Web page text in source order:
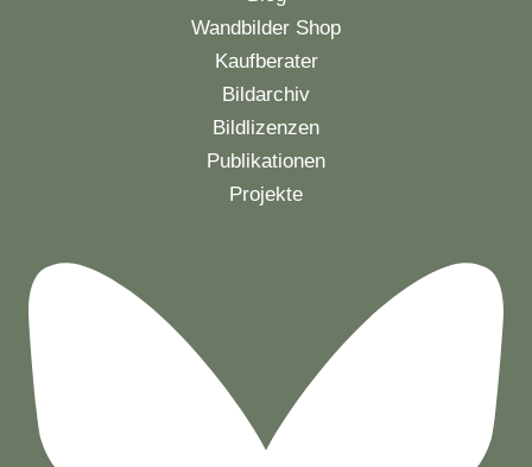
Wandbilder Shop
Kaufberater
Bildarchiv
Bildlizenzen
Publikationen
Projekte